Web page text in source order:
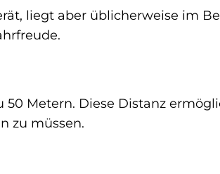
liegt aber üblicherweise im
Metern. Diese Distanz
zu müssen.